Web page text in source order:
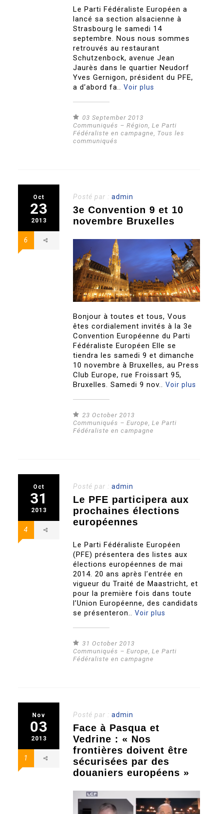
Le Parti Fédéraliste Européen a
lancé sa section alsacienne à
Strasbourg le samedi 14
septembre. Nous nous sommes
retrouvés au restaurant
Schutzenbock, avenue Jean
Jaurès dans le quartier Neudorf
Yves Gernigon, président du PFE,
a d’abord fa..Voir plus
03 September 2013
Communiqués – Région,Le Parti
Fédéraliste en campagne, Tous les
communiqués
Oct
23
2013
6
Posté par :admin
3e Convention 9 et 10
novembre Bruxelles
Bonjour à toutes et tous, Vous
êtes cordialement invités à la 3e
Convention Européenne du Parti
Fédéraliste Européen Elle se
tiendra les samedi 9 et dimanche
10 novembre à Bruxelles, au Press
Club Europe, rue Froissart 95,
Bruxelles. Samedi 9 nov..Voir plus
23 October 2013
Communiqués – Europe,Le Parti
Fédéraliste en campagne
Oct
31
2013
4
Posté par :admin
Le PFE participera aux
prochaines élections
européennes
Le Parti Fédéraliste Européen
(PFE) présentera des listes aux
élections européennes de mai
2014. 20 ans après l’entrée en
vigueur du Traité de Maastricht, et
pour la première fois dans toute
l’Union Européenne, des candidats
se présenteron..Voir plus
31 October 2013
Communiqués – Europe,Le Parti
Fédéraliste en campagne
Nov
03
2013
1
Posté par :admin
Face à Pasqua et
Vedrine : « Nos
frontières doivent être
sécurisées par des
douaniers européens »